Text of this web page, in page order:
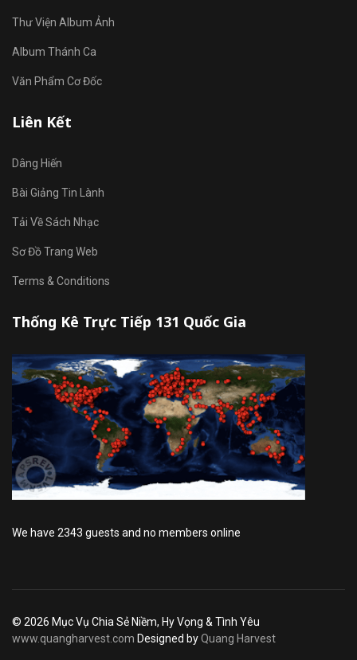
Thư Viện Album Ảnh
Album Thánh Ca
Văn Phẩm Cơ Đốc
Liên Kết
Dâng Hiến
Bài Giảng Tin Lành
Tải Về Sách Nhạc
Sơ Đồ Trang Web
Terms & Conditions
Thống Kê Trực Tiếp 131 Quốc Gia
We have 2343 guests and no members online
© 2026 Mục Vụ Chia Sẻ Niềm, Hy Vọng & Tình Yêu
www.quangharvest.com Designed byQuang Harvest